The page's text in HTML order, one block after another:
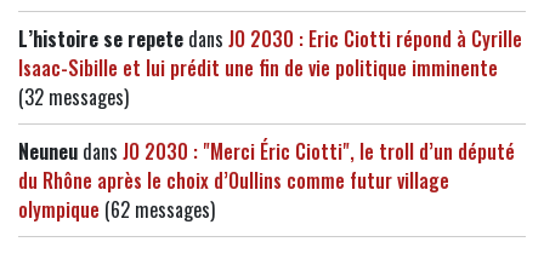
L’histoire se repete dans JO 2030 : Eric Ciotti répond à Cyrille
Isaac-Sibille et lui prédit une fin de vie politique imminente
(32 messages)
Neuneu dans JO 2030 : "Merci Éric Ciotti", le troll d’un député
du Rhône après le choix d’Oullins comme futur village
olympique (62 messages)